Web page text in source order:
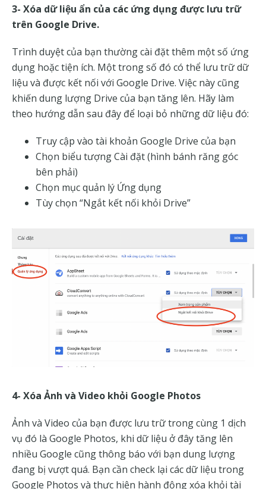
3- Xóa dữ liệu ẩn của các ứng dụng được lưu trữ
trên Google Drive.
Trình duyệt của bạn thường cài đặt thêm một số ứng
dụng hoặc tiện ích. Một trong số đó có thể lưu trữ dữ
liệu và được kết nối với Google Drive. Việc này cũng
khiến dung lượng Drive của bạn tăng lên. Hãy làm
theo hướng dẫn sau đây để loại bỏ những dữ liệu đó:
Truy cập vào tài khoản Google Drive của bạn
Chọn biểu tượng Cài đặt (hình bánh răng góc
bên phải)
Chọn mục quản lý Ứng dụng
Tùy chọn “Ngắt kết nối khỏi Drive”
4- Xóa Ảnh và Video khỏi Google Photos
Ảnh và Video của bạn được lưu trữ trong cùng 1 dịch
vụ đó là Google Photos, khi dữ liệu ở đây tăng lên
nhiều Google cũng thông báo với bạn dung lượng
đang bị vượt quá. Bạn cần check lại các dữ liệu trong
Google Photos và thực hiện hành động xóa khỏi tài